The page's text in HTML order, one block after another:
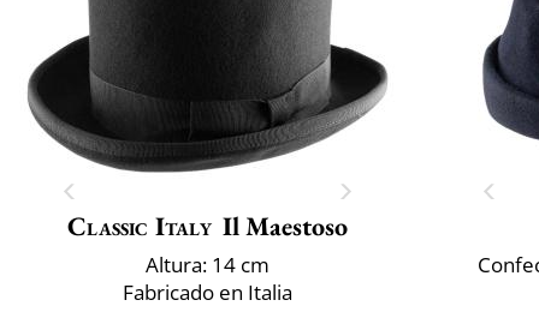
Classic Italy Il Maestoso
Altura: 14 cm
Fabricado en Italia